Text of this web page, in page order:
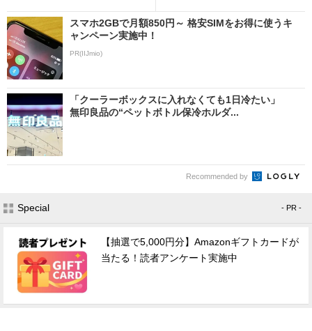
スマホ2GBで月額850円～ 格安SIMをお得に使うキ
ャンペーン実施中！
PR(IIJmio)
「クーラーボックスに入れなくても1日冷たい」
無印良品の“ペットボトル保冷ホルダ...
Recommended by
Special - PR -
【抽選で5,000円分】Amazonギフトカードが
当たる！読者アンケート実施中